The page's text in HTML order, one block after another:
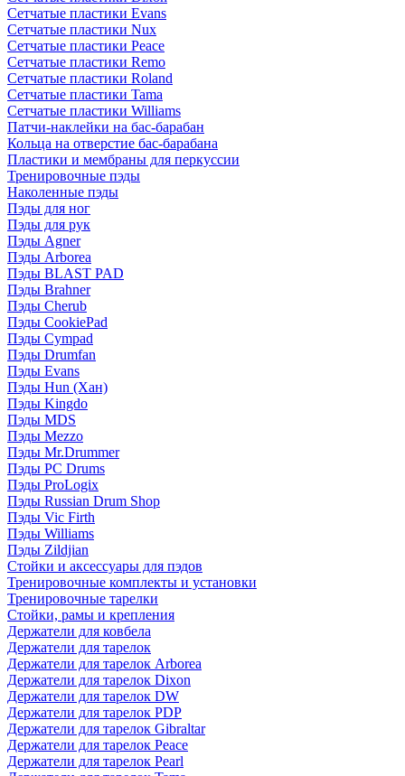
Сетчатые пластики Evans
Сетчатые пластики Nux
Сетчатые пластики Peace
Сетчатые пластики Remo
Сетчатые пластики Roland
Сетчатые пластики Tama
Сетчатые пластики Williams
Патчи-наклейки на бас-барабан
Кольца на отверстие бас-барабана
Пластики и мембраны для перкуссии
Тренировочные пэды
Наколенные пэды
Пэды для ног
Пэды для рук
Пэды Agner
Пэды Arborea
Пэды BLAST PAD
Пэды Brahner
Пэды Cherub
Пэды CookiePad
Пэды Cympad
Пэды Drumfan
Пэды Evans
Пэды Hun (Хан)
Пэды Kingdo
Пэды MDS
Пэды Mezzo
Пэды Mr.Drummer
Пэды PC Drums
Пэды ProLogix
Пэды Russian Drum Shop
Пэды Vic Firth
Пэды Williams
Пэды Zildjian
Стойки и аксессуары для пэдов
Тренировочные комплекты и установки
Тренировочные тарелки
Стойки, рамы и крепления
Держатели для ковбела
Держатели для тарелок
Держатели для тарелок Arborea
Держатели для тарелок Dixon
Держатели для тарелок DW
Держатели для тарелок PDP
Держатели для тарелок Gibraltar
Держатели для тарелок Peace
Держатели для тарелок Pearl